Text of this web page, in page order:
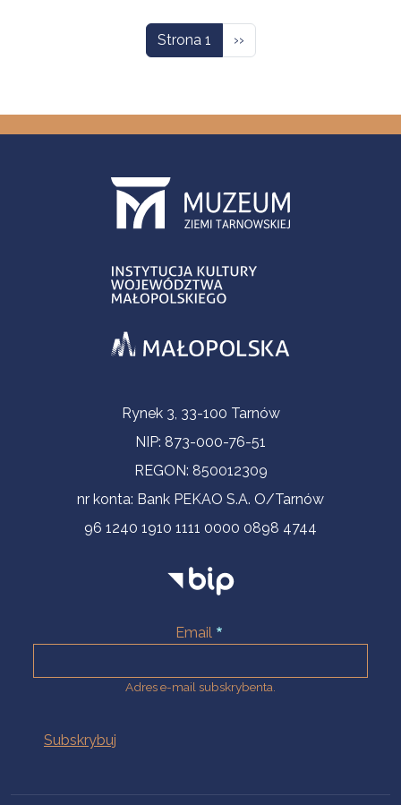
Strona 1 Następna strona
››
Informacje kontaktoweRynek 3, 33-100 Tarnów
NIP: 873-000-76-51
REGON: 850012309
nr konta: Bank PEKAO S.A. O/Tarnów
96 1240 1910 1111 0000 0898 4744
Email
Adres e-mail subskrybenta.